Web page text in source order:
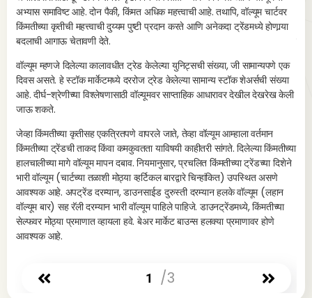
अभ्यास समाविष्ट आहे. दोन पैकी, किंमत अधिक महत्त्वाची आहे. तथापि, वॉल्यूम चार्टवर
किंमतीच्या कृतीची महत्त्वाची दुय्यम पुष्टी प्रदान करते आणि अनेकदा ट्रेंडमध्ये होणार्‍या
बदलाची आगाऊ चेतावणी देते.
वॉल्यूम म्हणजे दिलेल्या कालावधीत ट्रेड केलेल्या युनिट्सची संख्या, जी सामान्यपणे एक
दिवस असते. हे स्टॉक मार्केटमध्ये दररोज ट्रेड केलेल्या सामान्य स्टॉक शेअर्सची संख्या
आहे. दीर्घ-श्रेणीच्या विश्लेषणासाठी वॉल्यूमवर साप्ताहिक आधारावर देखील देखरेख केली
जाऊ शकते.
जेव्हा किंमतीच्या कृतीसह एकत्रितपणे वापरले जाते, तेव्हा वॉल्यूम आम्हाला वर्तमान
किंमतीच्या ट्रेंडची ताकद किंवा कमकुवतता याविषयी काहीतरी सांगते. दिलेल्या किंमतीच्या
हालचालीच्या मागे वॉल्यूम मापन दबाव. नियमानुसार, प्रचलित किंमतीच्या ट्रेंडच्या दिशेने
भारी वॉल्यूम (चार्टच्या तळाशी मोठ्या व्हर्टिकल बारद्वारे चिन्हांकित) उपस्थित असणे
आवश्यक आहे. अपट्रेंड दरम्यान, डाउनसाईड दुरुस्ती दरम्यान हलके वॉल्यूम (लहान
वॉल्यूम बार) सह रॅली दरम्यान भारी वॉल्यूम पाहिले पाहिजे. डाउनट्रेंडमध्ये, किंमतीच्या
सेल्फवर मोठ्या प्रमाणात व्हायला हवे. बेअर मार्केट बाउन्स हलक्या प्रमाणावर होणे
आवश्यक आहे.
1 /3